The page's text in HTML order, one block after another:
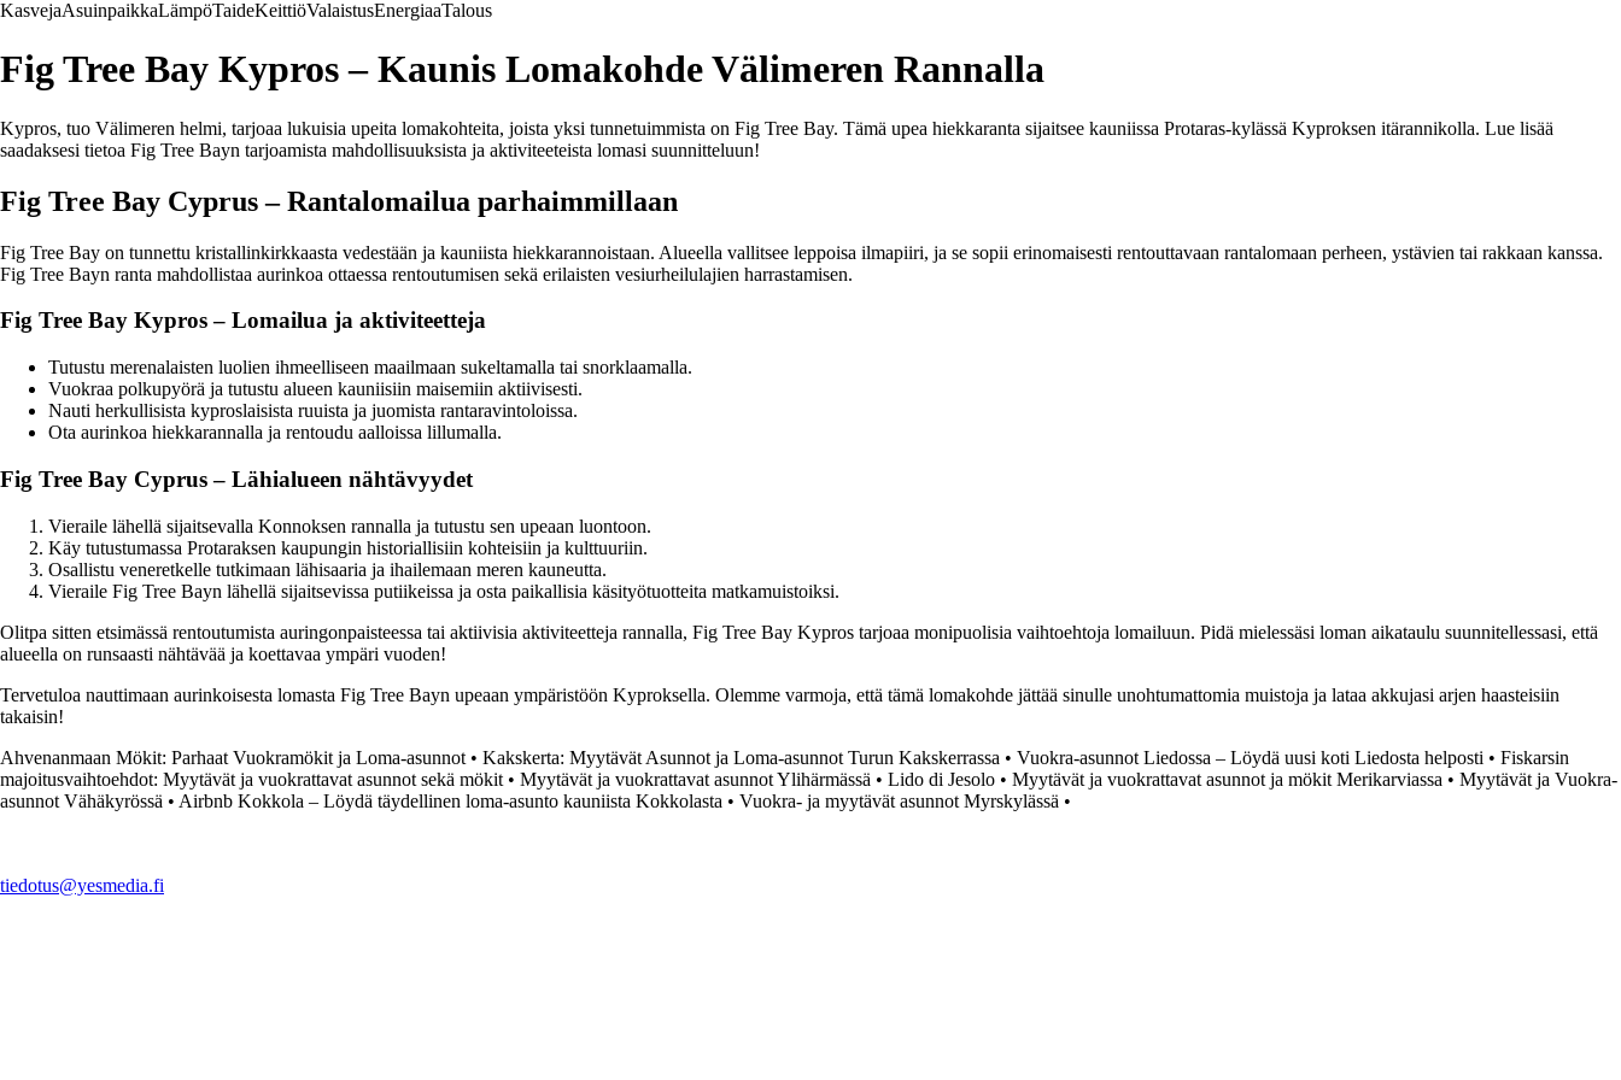
KasvejaAsuinpaikkaLämpöTaideKeittiöValaistusEnergiaaTalous
Fig Tree Bay Kypros – Kaunis Lomakohde Välimeren Rannalla
Kypros, tuo Välimeren helmi, tarjoaa lukuisia upeita lomakohteita, joista yksi tunnetuimmista on Fig Tree Bay. Tämä upea hiekkaranta sijaitsee kauniissa Protaras-kylässä Kyproksen itärannikolla. Lue lisää
saadaksesi tietoa Fig Tree Bayn tarjoamista mahdollisuuksista ja aktiviteeteista lomasi suunnitteluun!
Fig Tree Bay Cyprus – Rantalomailua parhaimmillaan
Fig Tree Bay on tunnettu kristallinkirkkaasta vedestään ja kauniista hiekkarannoistaan. Alueella vallitsee leppoisa ilmapiiri, ja se sopii erinomaisesti rentouttavaan rantalomaan perheen, ystävien tai rakkaan kanssa.
Fig Tree Bayn ranta mahdollistaa aurinkoa ottaessa rentoutumisen sekä erilaisten vesiurheilulajien harrastamisen.
Fig Tree Bay Kypros – Lomailua ja aktiviteetteja
Tutustu merenalaisten luolien ihmeelliseen maailmaan sukeltamalla tai snorklaamalla.
Vuokraa polkupyörä ja tutustu alueen kauniisiin maisemiin aktiivisesti.
Nauti herkullisista kyproslaisista ruuista ja juomista rantaravintoloissa.
Ota aurinkoa hiekkarannalla ja rentoudu aalloissa lillumalla.
Fig Tree Bay Cyprus – Lähialueen nähtävyydet
Vieraile lähellä sijaitsevalla Konnoksen rannalla ja tutustu sen upeaan luontoon.
Käy tutustumassa Protaraksen kaupungin historiallisiin kohteisiin ja kulttuuriin.
Osallistu veneretkelle tutkimaan lähisaaria ja ihailemaan meren kauneutta.
Vieraile Fig Tree Bayn lähellä sijaitsevissa putiikeissa ja osta paikallisia käsityötuotteita matkamuistoiksi.
Olitpa sitten etsimässä rentoutumista auringonpaisteessa tai aktiivisia aktiviteetteja rannalla, Fig Tree Bay Kypros tarjoaa monipuolisia vaihtoehtoja lomailuun. Pidä mielessäsi loman aikataulu suunnitellessasi, että
alueella on runsaasti nähtävää ja koettavaa ympäri vuoden!
Tervetuloa nauttimaan aurinkoisesta lomasta Fig Tree Bayn upeaan ympäristöön Kyproksella. Olemme varmoja, että tämä lomakohde jättää sinulle unohtumattomia muistoja ja lataa akkujasi arjen haasteisiin
takaisin!
Ahvenanmaan Mökit: Parhaat Vuokramökit ja Loma-asunnot • Kakskerta: Myytävät Asunnot ja Loma-asunnot Turun Kakskerrassa • Vuokra-asunnot Liedossa – Löydä uusi koti Liedosta helposti • Fiskarsin
majoitusvaihtoehdot: Myytävät ja vuokrattavat asunnot sekä mökit • Myytävät ja vuokrattavat asunnot Ylihärmässä • Lido di Jesolo • Myytävät ja vuokrattavat asunnot ja mökit Merikarviassa • Myytävät ja Vuokra-
asunnot Vähäkyrössä • Airbnb Kokkola – Löydä täydellinen loma-asunto kauniista Kokkolasta • Vuokra- ja myytävät asunnot Myrskylässä •
tiedotus@yesmedia.fi